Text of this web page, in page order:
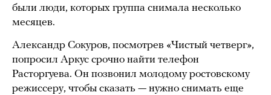
были люди, которых группа снимала несколько
месяцев.
Александр Сокуров, посмотрев «Чистый четверг»,
попросил Аркус срочно найти телефон
Расторгуева. Он позвонил молодому ростовскому
режиссеру, чтобы сказать — нужно снимать еще